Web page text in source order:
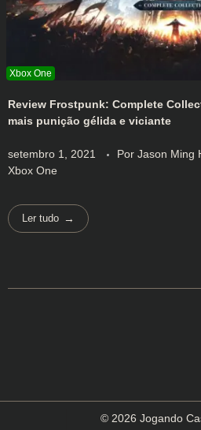
Review Frostpunk: Complete
mais punição gélida e viciante
setembro 1, 2021 Por Jason Ming
Xbox One
Ler tudo
© 2026 Jogando